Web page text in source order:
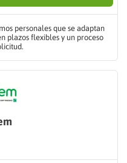
personales que se adaptan
plazos flexibles y un proceso